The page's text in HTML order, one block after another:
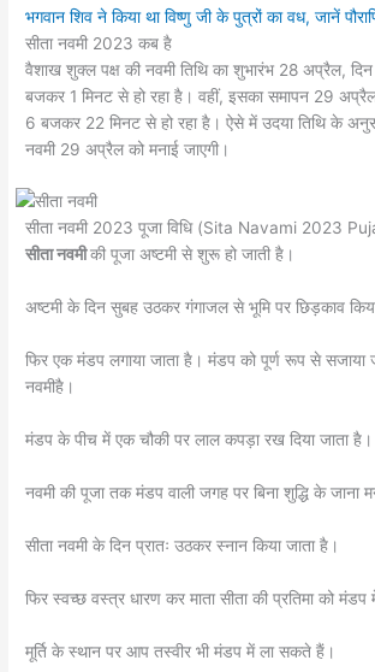
भगवान शिव ने किया था विष्णु जी के पुत्रों का वध, जानें
सीता नवमी 2023 कब है
वैशाख शुक्ल पक्ष की नवमी तिथि का शुभारंभ 28 अप्रैल,
बजकर 1 मिनट से हो रहा है। वहीं, इसका समापन 29
6 बजकर 22 मिनट से हो रहा है। ऐसे में उदया तिथि के
नवमी 29 अप्रैल को मनाई जाएगी।
सीता नवमी 2023 पूजा विधि (Sita Navami 2023
सीता नवमीकी पूजा अष्टमी से शुरू हो जाती है।
अष्टमी के दिन सुबह उठकर गंगाजल से भूमि पर छिड़काव
फिर एक मंडप लगाया जाता है। मंडप को पूर्ण रूप से सजाया
नवमीहै।
मंडप के पीच में एक चौकी पर लाल कपड़ा रख दिया जाता है।
नवमी की पूजा तक मंडप वाली जगह पर बिना शुद्धि के जाना
सीता नवमी के दिन प्रातः उठकर स्नान किया जाता है।
फिर स्वच्छ वस्त्र धारण कर माता सीता की प्रतिमा को मंडप
मूर्ति के स्थान पर आप तस्वीर भी मंडप में ला सकते हैं।